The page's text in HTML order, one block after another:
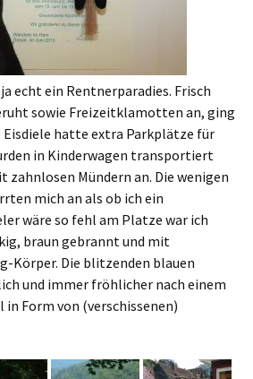
echt ein Rentnerparadies. Frisch
sowie Freizeitklamotten an, ging
Eisdiele hatte extra Parkplätze für
in Kinderwagen transportiert
Mündern an. Die wenigen
mich an als ob ich ein
wäre so fehl am Platze war ich
braun gebrannt und mit
Körper. Die blitzenden blauen
und immer fröhlicher nach einem
Form von (verschissenen)